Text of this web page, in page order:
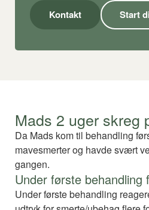
Kontakt Start
Mads 2 uger skreg
Da Mads kom til behandling
mavesmerter og havde svært
gangen.
Under første behandling
Under første behandling